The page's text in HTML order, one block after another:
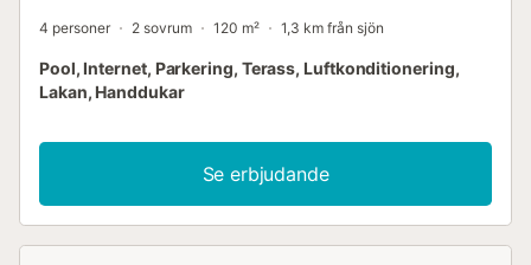
4 personer 2 sovrum 120 m² 1,3 km från sjön
Pool, Internet, Parkering, Terass, Luftkonditionering,
Lakan, Handdukar
Se erbjudande